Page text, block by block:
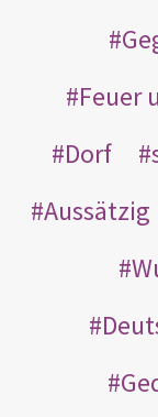
Feuer
Dorf
Aussätzig